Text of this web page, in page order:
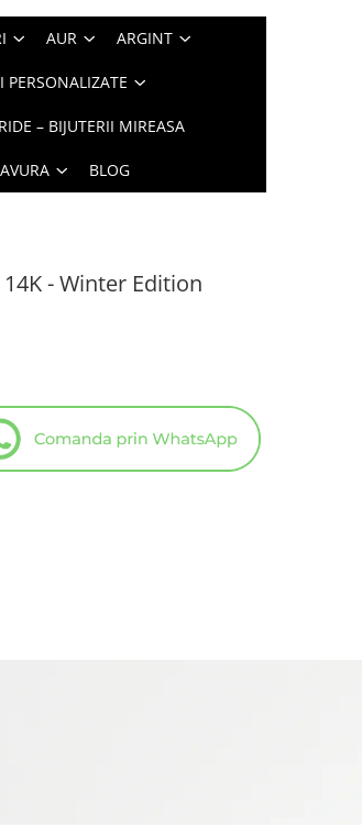
AUR ARGINT
PERSONALIZATE
– BIJUTERII MIREASA
BLOG
- Winter Edition